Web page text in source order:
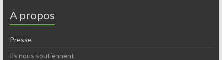
A propos
Presse
Ils nous soutiennent